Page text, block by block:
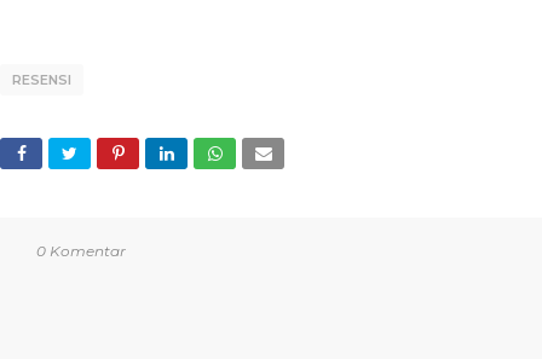
RESENSI
0 Komentar